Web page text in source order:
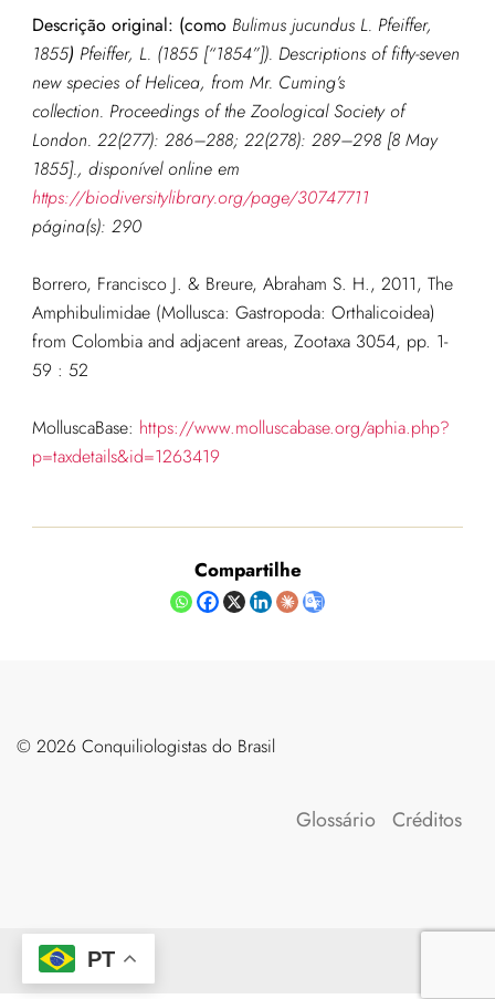
Descrição original: (como Bulimus jucundus L. Pfeiffer,
1855) Pfeiffer, L. (1855 [“1854”]). Descriptions of fifty-seven
new species of Helicea, from Mr. Cuming’s
collection. Proceedings of the Zoological Society of
London. 22(277): 286–288; 22(278): 289–298 [8 May
1855]., disponível online em
https://biodiversitylibrary.org/page/30747711
página(s): 290
Borrero, Francisco J. & Breure, Abraham S. H., 2011, The
Amphibulimidae (Mollusca: Gastropoda: Orthalicoidea)
from Colombia and adjacent areas, Zootaxa 3054, pp. 1-
59 : 52
MolluscaBase: https://www.molluscabase.org/aphia.php?
p=taxdetails&id=1263419
Compartilhe
©️ 2026 Conquiliologistas do Brasil
Glossário Créditos
PT